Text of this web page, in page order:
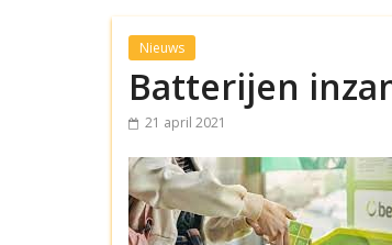
Nieuws
Batterijen
21 april 2021